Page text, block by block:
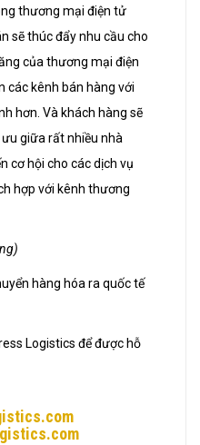
thương mại điện tử
sẽ thúc đẩy nhu cầu cho
của thương mại điện
các kênh bán hàng với
hơn. Và khách hàng sẽ
giữa rất nhiều nhà
cơ hội cho các dịch vụ
hợp với kênh thương
hàng hóa ra quốc tế
Logistics để được hỗ